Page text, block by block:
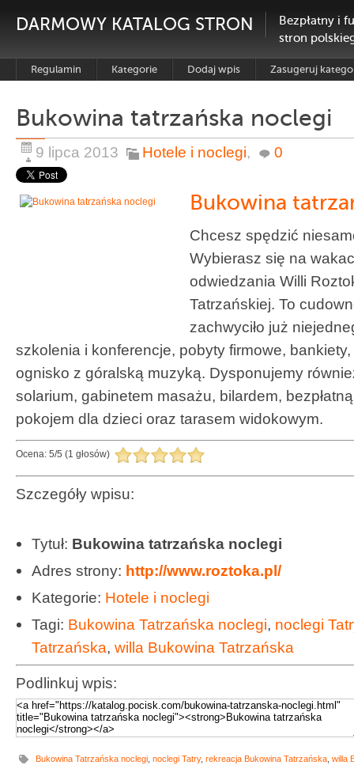
DARMOWY KATALOG STRON
Bezpłatny i
stron
Regulamin Kategorie Dodaj wpis Zasugeruj
Bukowina tatrzańska noclegi
9 lipca 2013 Hotele i noclegi, 0
Bukowina
Chcesz spędzić
Wybierasz się na
odwiedzania Willi
Tatrzańskiej. To
zachwyciło już
szkolenia i konferencje, pobyty firmowe,
ognisko z góralską muzyką. Dysponujemy
solarium, gabinetem masażu, bilardem,
pokojem dla dzieci oraz tarasem widokowym.
Ocena: 5/5 (1 głosów)
Szczegóły wpisu:
Tytuł: Bukowina tatrzańska noclegi
Adres strony: http://www.roztoka.pl/
Kategorie: Hotele i noclegi
Tagi: Bukowina Tatrzańska noclegi, noclegi
Tatrzańska, willa Bukowina Tatrzańska
Podlinkuj wpis:
Bukowina Tatrzańska noclegi noclegi Tatry, rekreacja Bukowina Tatrzańska willa